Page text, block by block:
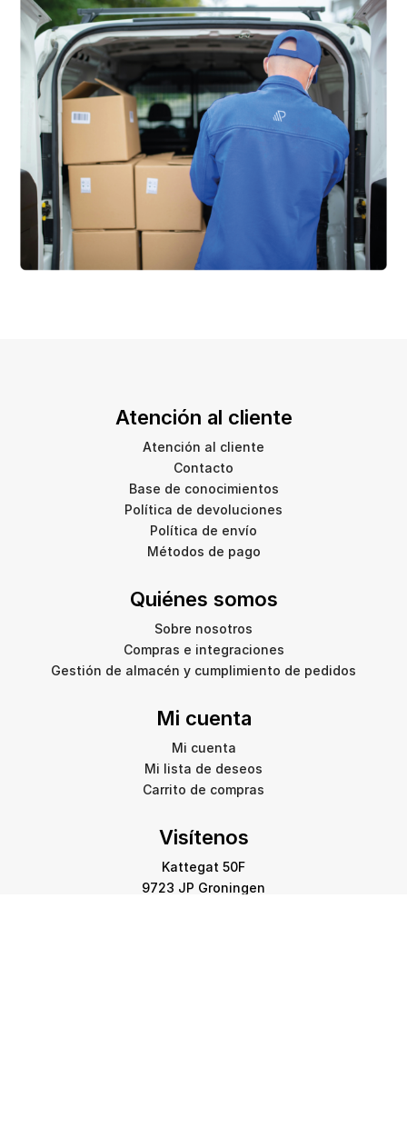
Atención al cliente
Atención al cliente
Contacto
Base de conocimientos
Política de devoluciones
Política de envío
Métodos de pago
Quiénes somos
Sobre nosotros
Compras e integraciones
Gestión de almacén y cumplimiento de pedidos
Mi cuenta
Mi cuenta
Mi lista de deseos
Carrito de compras
Visítenos
Kattegat 50F
9723 JP Groningen